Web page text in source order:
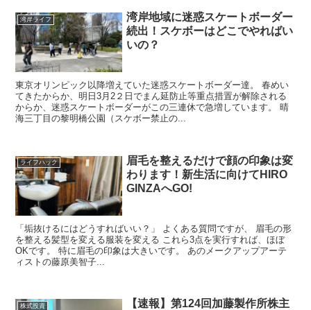
湾岸ライフ
湾岸地域に迷惑スケートボーダー
続出！スケボーはどこでやればい
いの？
東京オリンピック以降増えていた迷惑スケートボーダー達。 春めい
てきたからか、明日3月2２日でまん延防止等重点措置が解除される
からか、迷惑スケートボーダーがこの三連休で急増しています。 晴
海三丁目の黎明橋公園（スケボー禁止の...
ライフハック
眉毛を整えるだけで顔の印象は変
わります！新生活に向けてHIRO
GINZAへGO!
「垢抜けるにはどうすればいい？」 よくある質問ですが、 眉毛の形
を整える髪型を変える服装を変える これら3点を実行すれば、ほぼ
OKです。 特に眉毛の印象は大きいです。 あのメークアップアーテ
ィストの藤原美智子...
株式投資
【速報】第124回加藤製作所株主